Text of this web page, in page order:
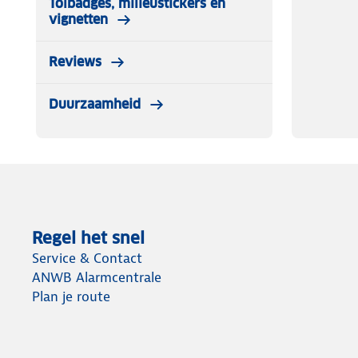
Tolbadges, milieustickers en
vignetten
Reviews
Duurzaamheid
Regel het snel
Service & Contact
ANWB Alarmcentrale
Plan je route